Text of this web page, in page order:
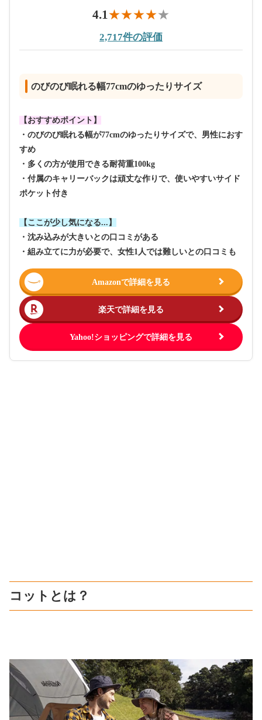
4.1
2,717件の評価
のびのび眠れる幅77cmのゆったりサイズ
【おすすめポイント】
・のびのび眠れる幅が77cmのゆったりサイズで、男性におす
すめ
・多くの方が使用できる耐荷重100kg
・付属のキャリーバックは頑丈な作りで、使いやすいサイド
ポケット付き
【ここが少し気になる...】
・沈み込みが大きいとの口コミがある
・組み立てに力が必要で、女性1人では難しいとの口コミも
Amazonで詳細を見る
楽天で詳細を見る
Yahoo!ショッピングで詳細を見る
コットとは？